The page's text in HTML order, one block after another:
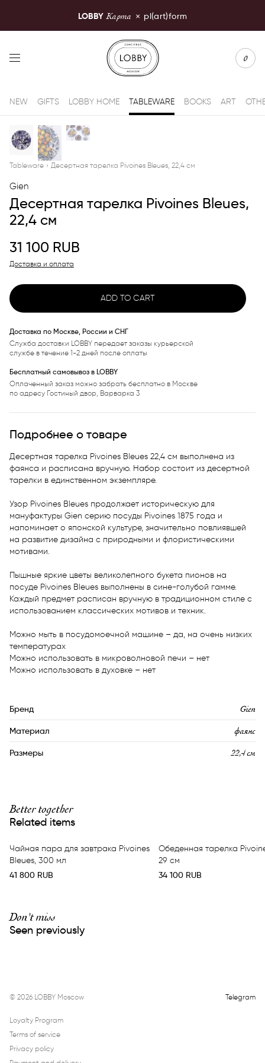
LOBBY Карта × pl(art)form
LOBBY Moscow
0
NEW GIFTS LOBBY HOME TABLEWARE BOOKS ART
Tableware › Десертная тарелка Pivoines Bleues, 22,4 см
Gien
Десертная тарелка Pivoines Bleues,
22,4 см
31 100 RUB
Доставка и оплата
ADD TO CART
Доставка по Москве, России и СНГ
Служба доставки LOBBY передает заказы курьерской
службе в течение 1-2 дней после оплаты
Бесплатный самовывоз в LOBBY
Оплаченный заказ можно забрать бесплатно в Москве
по адресу Гостиный двор, Варварка 3
Подробнее о товаре
Десертная тарелка Pivoines Bleues 22,4 см выполнена из
фаянса и расписана вручную. Набор состоит из десертной
тарелки в единственном экземпляре.
Узор Pivoines Bleues продолжает историческую для
мануфактуры Gien серию посуды Pivoines 1875 года и
напоминает о японской культуре, значительно повлиявшей
на развитие дизайна с природными и флористическими
мотивами.
Пышные яркие цветы великолепного букета пионов на
посуде Pivoines Bleues выполнены в сине-голубой гамме.
Каждый предмет расписан вручную в традиционном стиле с
использованием классических мотивов и техник.
Можно мыть в посудомоечной машине – да, на очень низких
температурах
Можно использовать в микроволновой печи – нет
Можно использовать в духовке – нет
Бренд Gien
Материал фаянс
Размеры 22,4 см
Better together
Related items
Чайная пара для завтрака Pivoines
Bleues, 300 мл
41 800 RUB
Обеденная тарелка
29 см
34 100 RUB
Don't miss
Seen previously
© 2026 LOBBY Moscow Telegram
Loyalty Program
Terms of service
Privacy policy